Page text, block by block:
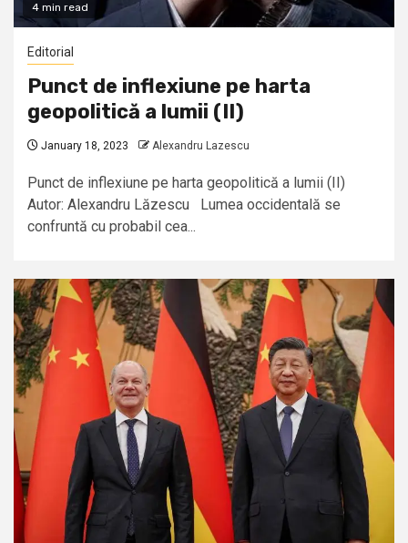
4 min read
Editorial
Punct de inflexiune pe harta
geopolitică a lumii (II)
January 18, 2023 Alexandru Lazescu
Punct de inflexiune pe harta geopolitică a lumii (II)
Autor: Alexandru Lăzescu Lumea occidentală se
confruntă cu probabil cea...